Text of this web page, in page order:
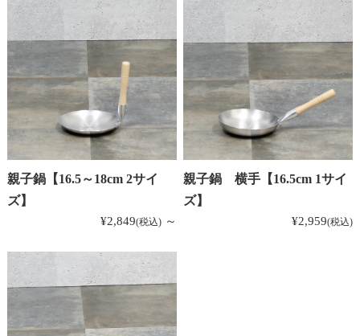
親子鍋【16.5～18cm 2サイ
ズ】
¥2,849(税込) ～
親子鍋 横手【16.5cm 1サイ
ズ】
¥2,959(税込)